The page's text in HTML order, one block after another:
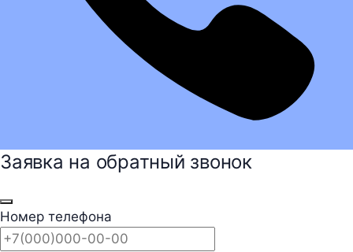
Заявка на обратный звонок
Номер телефона